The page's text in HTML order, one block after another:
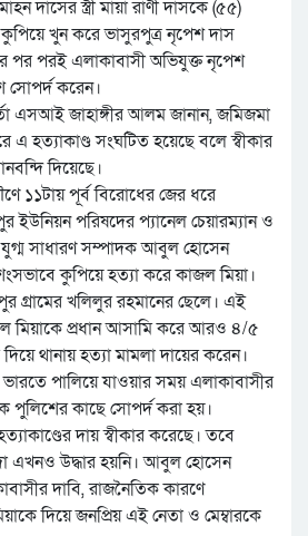
দাসের স্ত্রী মায়া রাণী দাসকে (৫৫)
কুপিয়ে খুন করে ভাসুরপুত্র নৃপেশ দাস
পর পরই এলাকাবাসী অভিযুক্ত নৃপেশ
করেন।
এসআই জাহাঙ্গীর আলম জানান, জমিজমা
এ হত্যাকাণ্ড সংঘটিত হয়েছে বলে স্বীকার
দিয়েছে।
১১টায় পূর্ব বিরোধের জের ধরে
ইউনিয়ন পরিষদের প্যানেল চেয়ারম্যান ও
সাধারণ সম্পাদক আবুল হোসেন
কুপিয়ে হত্যা করে কাজল মিয়া।
খলিলুর রহমানের ছেলে। এই
মিয়াকে প্রধান আসামি করে আরও ৪/৫
থানায় হত্যা মামলা দায়ের করেন।
পালিয়ে যাওয়ার সময় এলাকাবাসীর
পুলিশের কাছে সোপর্দ করা হয়।
দায় স্বীকার করেছে। তবে
এখনও উদ্ধার হয়নি। আবুল হোসেন
দাবি, রাজনৈতিক কারণে
দিয়ে জনপ্রিয় এই নেতা ও মেম্বারকে